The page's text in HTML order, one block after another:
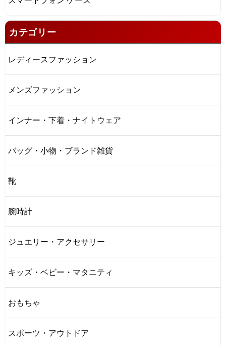
カテゴリー
レディースファッション
メンズファッション
インナー・下着・ナイトウェア
バッグ・小物・ブランド雑貨
靴
腕時計
ジュエリー・アクセサリー
キッズ・ベビー・マタニティ
おもちゃ
スポーツ・アウトドア